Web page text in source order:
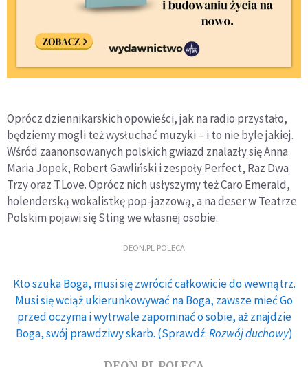
Oprócz dziennikarskich opowieści, jak na radio przystało,
będziemy mogli też wysłuchać muzyki – i to nie byle jakiej.
Wśród zaanonsowanych polskich gwiazd znalazły się Anna
Maria Jopek, Robert Gawliński i zespoły Perfect, Raz Dwa
Trzy oraz T.Love. Oprócz nich usłyszymy też Caro Emerald,
holenderską wokalistkę pop-jazzową, a na deser w Teatrze
Polskim pojawi się Sting we własnej osobie.
DEON.PL POLECA
Kto szuka Boga, musi się zwrócić całkowicie do wewnątrz.
Musi się wciąż ukierunkowywać na Boga, zawsze mieć Go
przed oczyma i wytrwale zapominać o sobie, aż znajdzie
Boga, swój prawdziwy skarb. (Sprawdź:Rozwój duchowy)